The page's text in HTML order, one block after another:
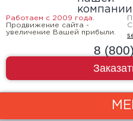
Работаем с 2009 года.
Продвижение сайта -
увеличение Вашей прибыли.
8